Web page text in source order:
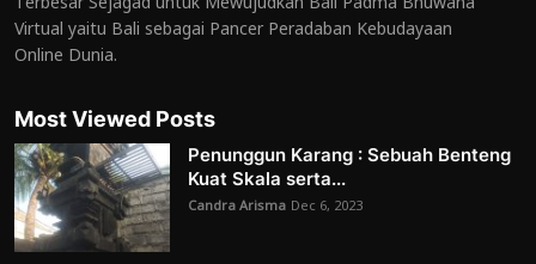
Virtual yaitu Bali sebagai Pancer Peradaban Kebudayaan
Online Dunia.
Most Viewed Posts
Penunggun Karang : Sebuah Benteng
Kuat Skala serta...
Candra Arisma Dec 6, 2023